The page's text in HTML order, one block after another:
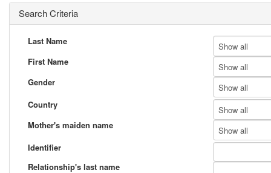
Search Criteria
Last Name
Show all
First Name
Show all
Gender
Show all
Country
Show all
Mother's maiden name
Show all
Identifier
Relationship's last name